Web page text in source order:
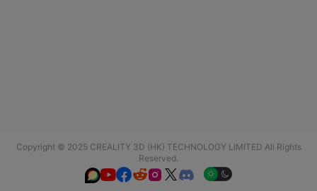
Copyright © 2025 CREALITY 3D (HK) TECHNOLOGY LIMITED All Rights
Reserved.
  